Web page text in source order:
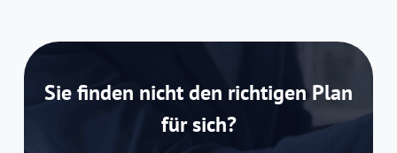
Sie finden nicht den richtigen Plan
für sich?